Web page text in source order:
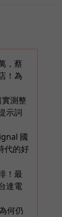
，蔡
！為
測整
示詞
國
代的好
！最
達電
何仍